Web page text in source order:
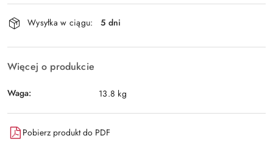
Dostępność
i
dostawa
Wysyłka w ciągu: 5 dni
Więcej o produkcie
Waga: 13.8 kg
Pobierz produkt do PDF